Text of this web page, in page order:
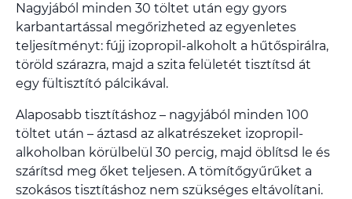
Nagyjából minden 30 töltet után egy gyors
karbantartással megőrizheted az egyenletes
teljesítményt: fújj izopropil-alkoholt a hűtőspirálra,
töröld szárazra, majd a szita felületét tisztítsd át
egy fültisztító pálcikával.
Alaposabb tisztításhoz – nagyjából minden 100
töltet után – áztasd az alkatrészeket izopropil-
alkoholban körülbelül 30 percig, majd öblítsd le és
szárítsd meg őket teljesen. A tömítőgyűrűket a
szokásos tisztításhoz nem szükséges eltávolítani.